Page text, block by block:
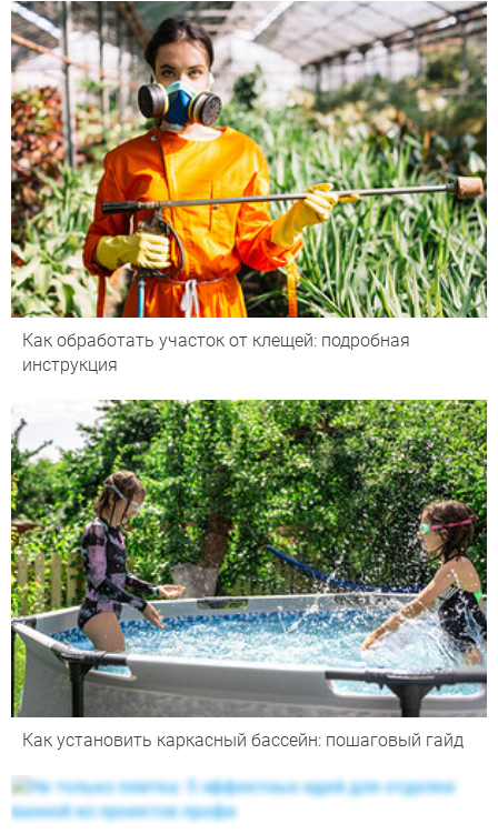
Как обработать участок от клещей: подробная
инструкция
Как установить каркасный бассейн: пошаговый гайд